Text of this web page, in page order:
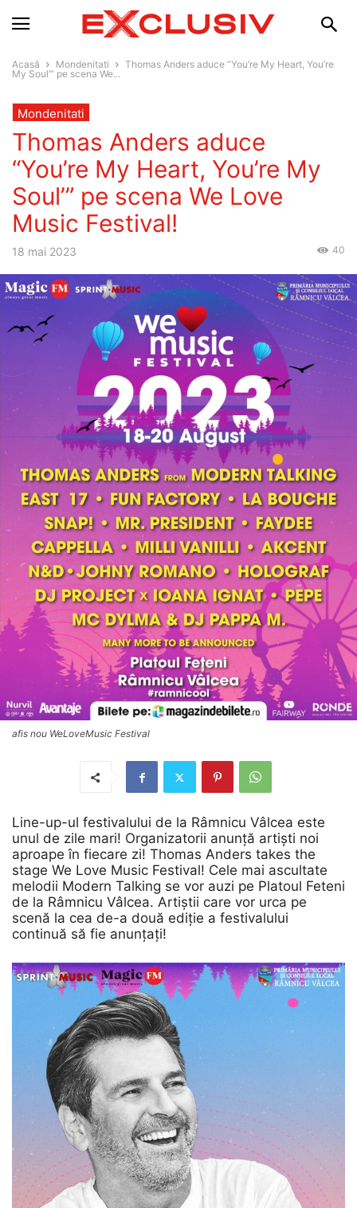
Acasă Mondenitati
Thomas Anders aduce “You’re My Heart, You’re
My Soul’” pe scena We...
Mondenitati
Thomas Anders aduce
“You’re My Heart, You’re My
Soul’” pe scena We Love
Music Festival!
18 mai 2023 40
afis nou WeLoveMusic Festival
Line-up-ul festivalului de la Râmnicu Vâlcea este
unul de zile mari! Organizatorii anunță artiști noi
aproape în fiecare zi! Thomas Anders takes the
stage We Love Music Festival! Cele mai ascultate
melodii Modern Talking se vor auzi pe Platoul Feteni
de la Râmnicu Vâlcea. Artiștii care vor urca pe
scenă la cea de-a două ediție a festivalului
continuă să fie anunțați!